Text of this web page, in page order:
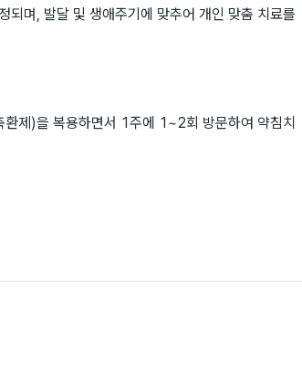
되며, 발달 및 생애주기에 맞추어 개인 맞춤 치료를
제)을 복용하면서 1주에 1~2회 방문하여 약침치